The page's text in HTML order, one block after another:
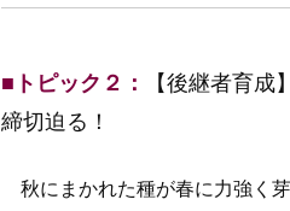
■トピック２：
【後継者育
締切迫る！
秋にまかれた種が春に力強く